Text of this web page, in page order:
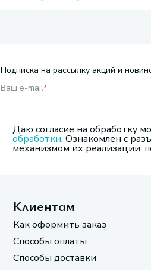
Подписка на рассылку акций и
Ваш e-mail*
Даю согласие на обработку
обработки. Ознакомлен с
механизмом их реализации,
Клиентам
Как оформить заказ
Способы оплаты
Способы доставки